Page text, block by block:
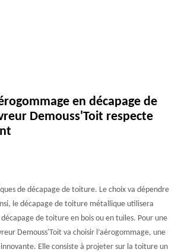
en décapage de
Demouss'Toit respecte
de décapage de toiture. Le choix va dépendre
le décapage de toiture métallique utilisera
de toiture en bois ou en tuiles. Pour une
Demouss'Toit va choisir l’aérogommage, une
Elle consiste à projeter sur la toiture un